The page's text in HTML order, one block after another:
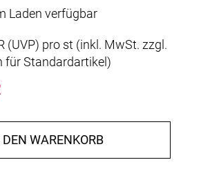
Laden verfügbar
(UVP) pro st (inkl. MwSt. zzgl.
für Standardartikel)
DEN WARENKORB